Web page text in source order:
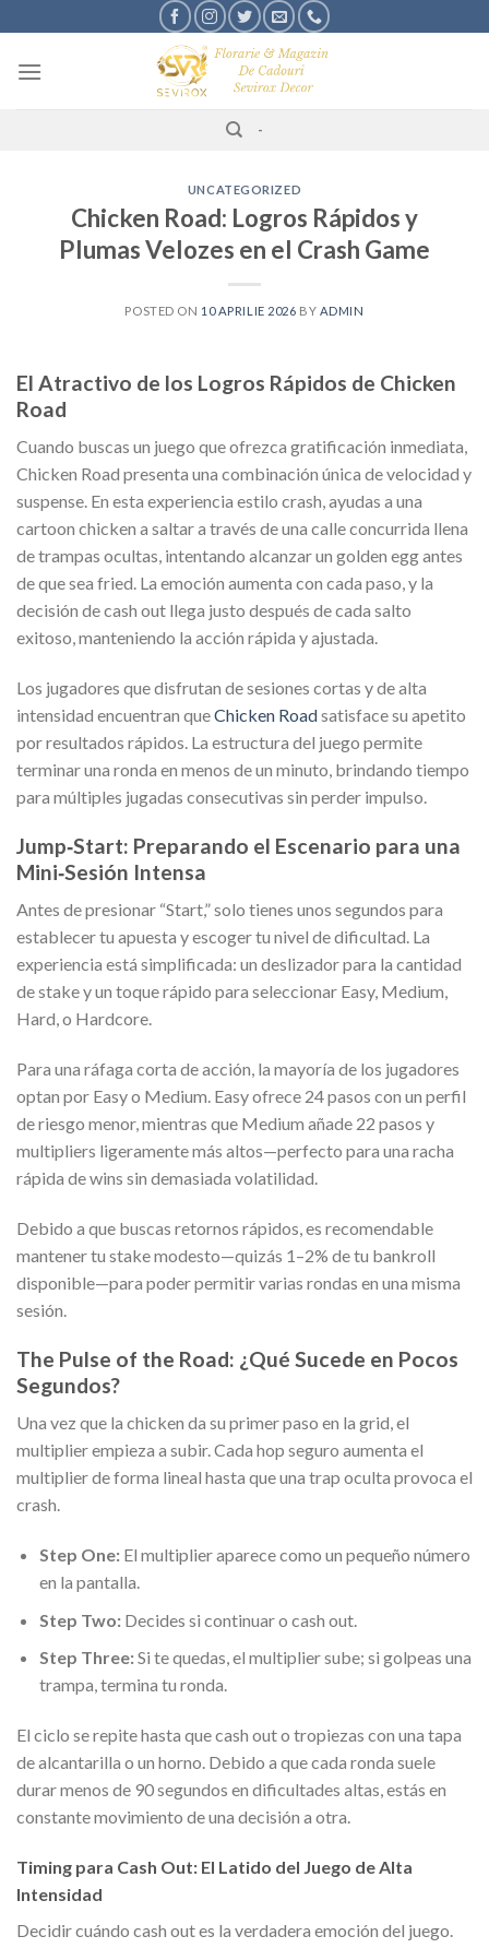
to
content
-
UNCATEGORIZED
Chicken Road: Logros Rápidos y
Plumas Velozes en el Crash Game
POSTED ON 10 APRILIE 2026 BY ADMIN
El Atractivo de los Logros Rápidos de Chicken
Road
Cuando buscas un juego que ofrezca gratificación inmediata,
Chicken Road presenta una combinación única de velocidad y
suspense. En esta experiencia estilo crash, ayudas a una
cartoon chicken a saltar a través de una calle concurrida llena
de trampas ocultas, intentando alcanzar un golden egg antes
de que sea fried. La emoción aumenta con cada paso, y la
decisión de cash out llega justo después de cada salto
exitoso, manteniendo la acción rápida y ajustada.
Los jugadores que disfrutan de sesiones cortas y de alta
intensidad encuentran queChicken Roadsatisface su apetito
por resultados rápidos. La estructura del juego permite
terminar una ronda en menos de un minuto, brindando tiempo
para múltiples jugadas consecutivas sin perder impulso.
Jump‑Start: Preparando el Escenario para una
Mini‑Sesión Intensa
Antes de presionar “Start,” solo tienes unos segundos para
establecer tu apuesta y escoger tu nivel de dificultad. La
experiencia está simplificada: un deslizador para la cantidad
de stake y un toque rápido para seleccionar Easy, Medium,
Hard, o Hardcore.
Para una ráfaga corta de acción, la mayoría de los jugadores
optan por Easy o Medium. Easy ofrece 24 pasos con un perfil
de riesgo menor, mientras que Medium añade 22 pasos y
multipliers ligeramente más altos—perfecto para una racha
rápida de wins sin demasiada volatilidad.
Debido a que buscas retornos rápidos, es recomendable
mantener tu stake modesto—quizás 1–2% de tu bankroll
disponible—para poder permitir varias rondas en una misma
sesión.
The Pulse of the Road: ¿Qué Sucede en Pocos
Segundos?
Una vez que la chicken da su primer paso en la grid, el
multiplier empieza a subir. Cada hop seguro aumenta el
multiplier de forma lineal hasta que una trap oculta provoca el
crash.
Step One:El multiplier aparece como un pequeño número
en la pantalla.
Step Two:Decides si continuar o cash out.
Step Three:Si te quedas, el multiplier sube; si golpeas una
trampa, termina tu ronda.
El ciclo se repite hasta que cash out o tropiezas con una tapa
de alcantarilla o un horno. Debido a que cada ronda suele
durar menos de 90 segundos en dificultades altas, estás en
constante movimiento de una decisión a otra.
Timing para Cash Out: El Latido del Juego de Alta
Intensidad
Decidir cuándo cash out es la verdadera emoción del juego.